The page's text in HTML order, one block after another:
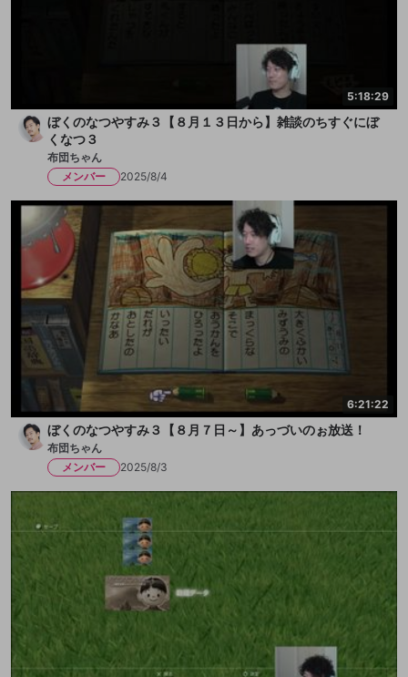
5:18:29
ぼくのなつやすみ３【８月１３日から】雑談のちすぐにぼ
くなつ３
布団ちゃん
メンバー
2025/8/4
6:21:22
ぼくのなつやすみ３【８月７日～】あっづいのぉ放送！
布団ちゃん
メンバー
2025/8/3